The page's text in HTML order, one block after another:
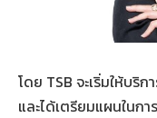
โดย TSB จะเริ่มให้บริ
และได้เตรียมแผนในก